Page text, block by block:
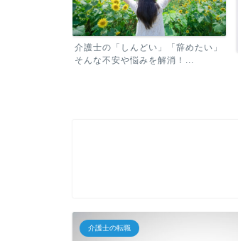
介護士の「しんどい」「辞めたい」
そんな不安や悩みを解消！...
介護士の転職